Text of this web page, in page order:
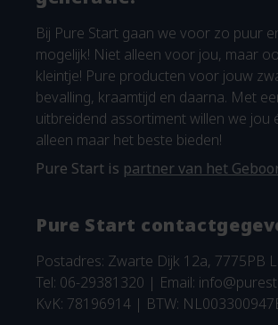
Bij Pure Start gaan we voor zo puur
mogelijk! Niet alleen voor jou, maar
kleintje! Pure producten voor jouw
bevalling, kraamtijd en daarna. Met
uitbreidend assortiment willen we jou
alleen maar het beste bieden!
Pure Start is partner van het
Pure Start
Postadres: Zwarte Dijk 12a, 7775PB
Tel: 06-29381320 | Email:
KvK: 78196914 | BTW: